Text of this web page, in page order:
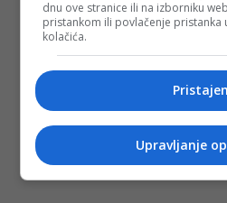
je višestruko veća od njega
transakcija mogla predstavljati
najambicioznijih akvizicija u
(DEPO PORTAL/af)
PODIJELI NA
dnu ove stranice ili na izborniku
pristankom ili povlačenje pristanka
kolačića.
Upravljanje